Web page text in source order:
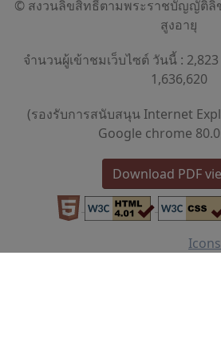
© สงวนลิขสิทธิ์ตามพระราชบัญญัติลิ
สูงอายุ
จำนวนผู้เข้าชมเว็บไซต์ วันนี้ :
1,636,620
(รองรับการสนับสนุน Internet
Google chrome
Download PDF